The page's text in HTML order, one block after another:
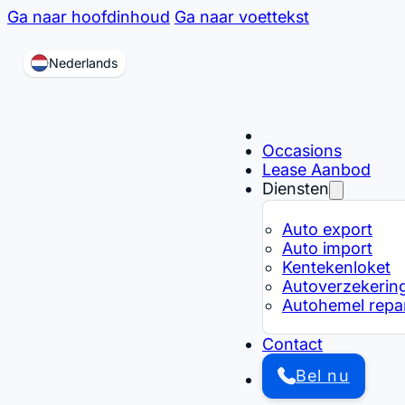
Ga naar hoofdinhoud Ga naar voettekst
Nederlands
Occasions
Lease Aanbod
Diensten
Auto export
Auto import
Kentekenloket
Autohemel
Contact
Bel nu